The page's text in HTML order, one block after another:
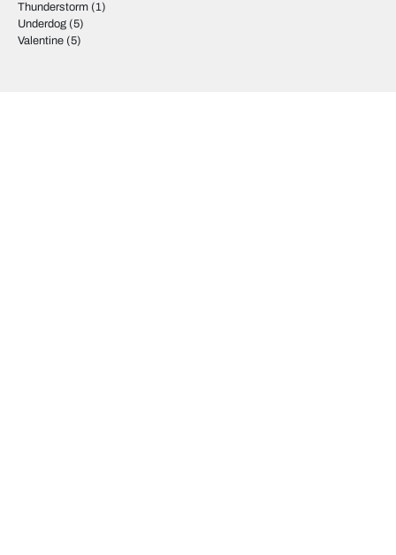
Thunderstorm (1)
Underdog (5)
Valentine (5)